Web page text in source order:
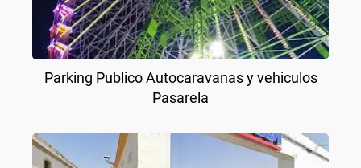
Parking Publico Autocaravanas y vehiculos
Pasarela